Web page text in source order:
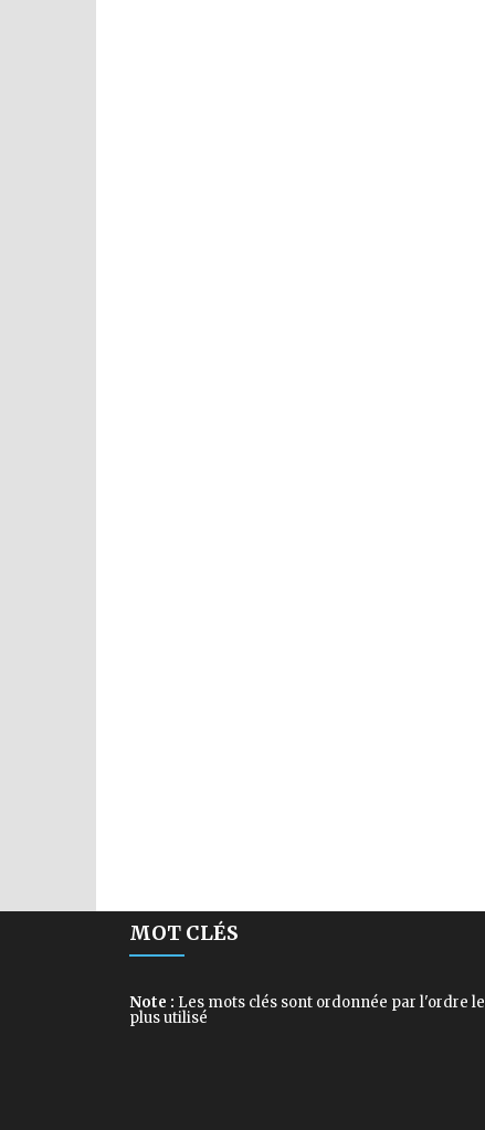
MOT CLÉS
Note : Les mots clés sont ordonnée par l'ordre le
plus utilisé